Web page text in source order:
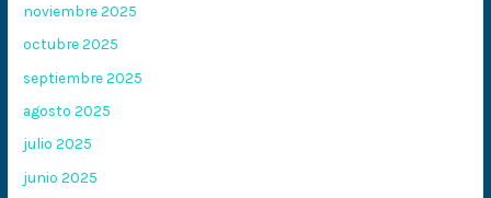
noviembre 2025
octubre 2025
septiembre 2025
agosto 2025
julio 2025
junio 2025